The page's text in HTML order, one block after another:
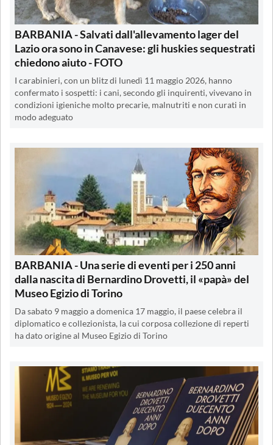
BARBANIA - Salvati dall'allevamento lager del
Lazio ora sono in Canavese: gli huskies sequestrati
chiedono aiuto - FOTO
I carabinieri, con un blitz di lunedì 11 maggio 2026, hanno
confermato i sospetti: i cani, secondo gli inquirenti, vivevano in
condizioni igieniche molto precarie, malnutriti e non curati in
modo adeguato
BARBANIA - Una serie di eventi per i 250 anni
dalla nascita di Bernardino Drovetti, il «papà» del
Museo Egizio di Torino
Da sabato 9 maggio a domenica 17 maggio, il paese celebra il
diplomatico e collezionista, la cui corposa collezione di reperti
ha dato origine al Museo Egizio di Torino